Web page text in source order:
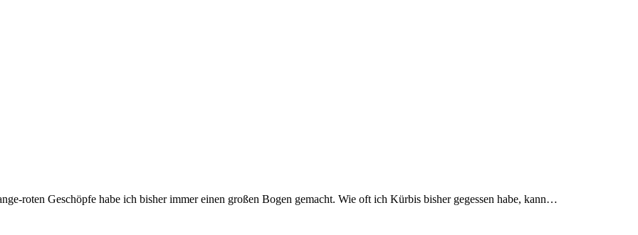
roten Geschöpfe habe ich bisher immer einen großen Bogen gemacht. Wie oft ich Kürbis bisher gegessen habe, kann…